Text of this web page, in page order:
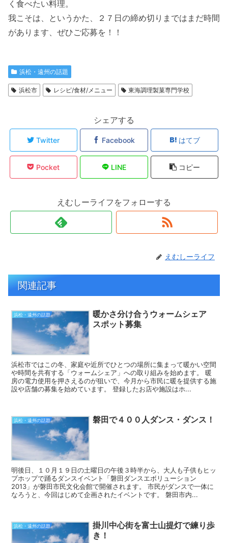
く食べたい料理。
我こそは、というかた、２７日の締め切りまではまだ時間
があります、ぜひご応募を！！
浜松・遠州の話題
浜松市 レシピ/食材/メニュー 東海調理製菓専門学校
シェアする
Twitter Facebook はてブ
Pocket LINE コピー
えむしーライフをフォローする
えむしーライフ
関連記事
浜松・遠州の話題
暖かさ分け合うウォームシェア
スポット募集
浜松市ではこの冬、家庭や近所でひとつの場所に集まって暖かい空間
や時間を共有する「ウォームシェア」への取り組みを始めます。 暖
房の電力使用を押さえるのが狙いで、今月から市民に暖を提供する施
設や店舗の募集を始めています。 登録したお店や施設はホ...
浜松・遠州の話題 磐田で４００人ダンス・ダンス！
明後日、１０月１９日の土曜日の午後３時半から、大人も子供もヒッ
プホップで踊るダンスイベント「磐田ダンスエボリューション
2013」が磐田市民文化会館で開催されます。 市民がダンスで一体に
なろうと、今回はじめて企画されたイベントです。 磐田市内...
浜松・遠州の話題
掛川中心街を富士山提灯で練り歩
き！